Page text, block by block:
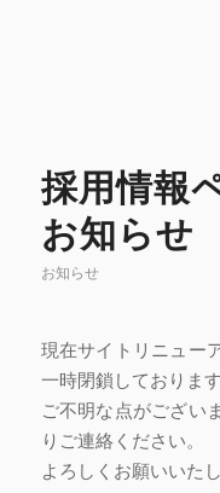
採用情報
お知らせ
お知らせ
現在サイトリニュー
一時閉鎖しております
ご不明な点がござい
りご連絡ください。
よろしくお願いいたし